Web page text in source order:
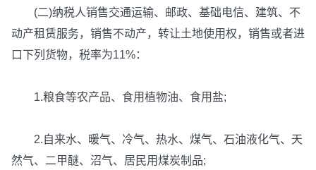
(二)纳税人销售交通运输、邮政、基础电信、建筑、不
动产租赁服务，销售不动产，转让土地使用权，销售或者进
口下列货物，税率为11%：
1.粮食等农产品、食用植物油、食用盐;
2.自来水、暖气、冷气、热水、煤气、石油液化气、天
然气、二甲醚、沼气、居民用煤炭制品;